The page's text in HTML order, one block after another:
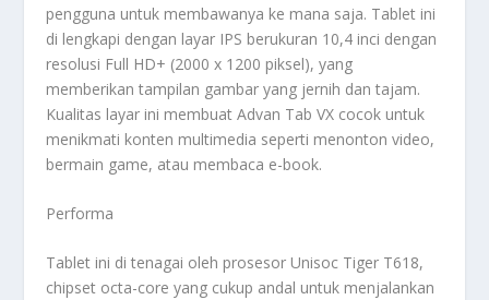
pengguna untuk membawanya ke mana saja. Tablet ini
di lengkapi dengan layar IPS berukuran 10,4 inci dengan
resolusi Full HD+ (2000 x 1200 piksel), yang
memberikan tampilan gambar yang jernih dan tajam.
Kualitas layar ini membuat Advan Tab VX cocok untuk
menikmati konten multimedia seperti menonton video,
bermain game, atau membaca e-book.
Performa
Tablet ini di tenagai oleh prosesor Unisoc Tiger T618,
chipset octa-core yang cukup andal untuk menjalankan